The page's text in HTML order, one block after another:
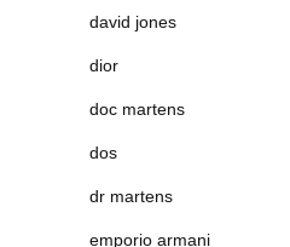
david jones
dior
doc martens
dos
dr martens
emporio armani